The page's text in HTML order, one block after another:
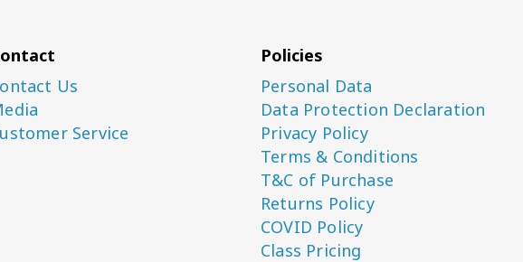
Us
Service
Policies
Personal Data
Data Protection Declaration
Privacy Policy
Terms & Conditions
T&C of Purchase
Returns Policy
COVID Policy
Class Pricing